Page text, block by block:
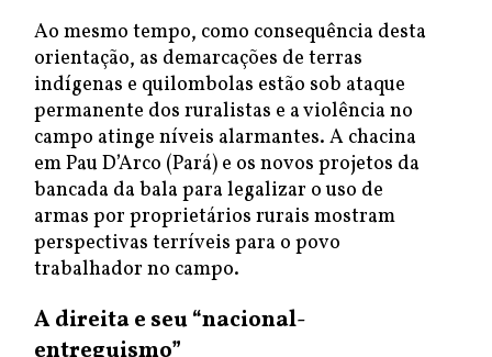
Ao mesmo tempo, como consequência desta
orientação, as demarcações de terras
indígenas e quilombolas estão sob ataque
permanente dos ruralistas e a violência no
campo atinge níveis alarmantes. A chacina
em Pau D’Arco (Pará) e os novos projetos da
bancada da bala para legalizar o uso de
armas por proprietários rurais mostram
perspectivas terríveis para o povo
trabalhador no campo.
A direita e seu “nacional-